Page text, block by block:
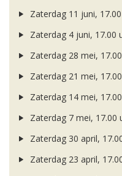
Zaterdag 11 juni,
Zaterdag 4 juni, 17.00
Zaterdag 28 mei,
Zaterdag 21 mei,
Zaterdag 14 mei,
Zaterdag 7 mei, 17.00
Zaterdag 30 april,
Zaterdag 23 april,